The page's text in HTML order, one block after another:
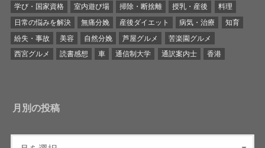
学び・国家資格
室内遊び場 掃除・断捨離 授乳・産後
料理
日常の悩みを解決
無痛分娩 産後ダイエット 病気・治療
知育
紛失・事故
美容 自然分娩 芦屋グルメ
苦楽園グルメ
西宮グルメ
読書感想 車 通信制大学 通訳案内士 香港
月別の投稿